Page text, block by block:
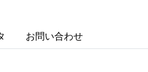
お問い合わせ